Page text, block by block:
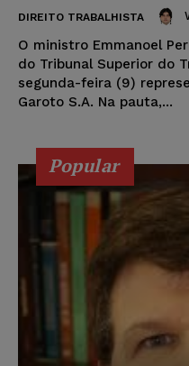
DIREITO TRABALHISTA
O ministro Emmanoel
do Tribunal Superior do
segunda-feira (9)
Garoto S.A. Na pauta,...
Popular